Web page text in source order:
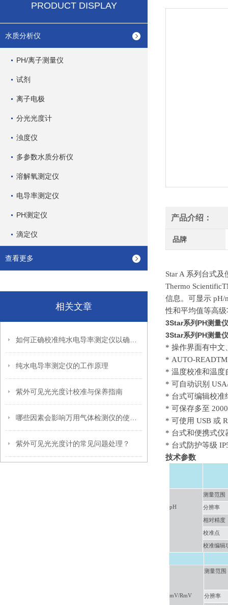
PRODUCT DISPLAY
水质分析仪
PH/离子测量仪
试剂
离子电极
分光光度计
浊度仪
多参数水质分析仪
溶解氧测定仪
电导率测定仪
PH测定仪
滴定仪
查看更多
相关文章
纯水电导率测定仪的工作原理
紫外可见光光度计校准与保养指南
紫外可见光光度计的常见问题处理？
产品介绍：
品牌
Star A 系列台式
Thermo
信息。可显示 pH/
性和平均值等高
3Star系列PH测量仪
3Star系列PH测量仪
* 操作界面有中文
* AUTO-
* 温度校准和温度
* 可自动识别
* 台式可编辑校准
* 可保存多至
* 可使用 USB 或
* 台式和便携式仪
* 台式防护等级
技术参数
pH
测量范围
分辨率
相对精度
校准点
校准编辑
mV/RmV
测量范围
分辨率